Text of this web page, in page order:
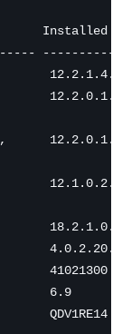
Installed
12.2.1.4.0
41021300
6.9